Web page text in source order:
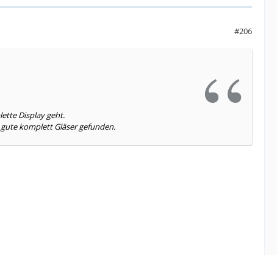
#206
Display geht.
komplett Gläser gefunden.